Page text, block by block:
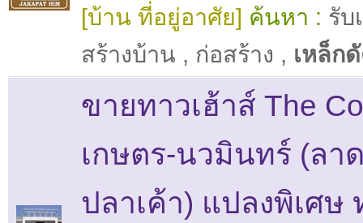
[บ้าน ที่อยู่อาศัย] ค้นหา : รับ
สร้างบ้าน , ก่อสร้าง , เหล็ก
ขายทาวเฮ้าส์ The
เกษตร-นวมินทร์ (ลา
ปลาเค้า) แปลงพิเศษ